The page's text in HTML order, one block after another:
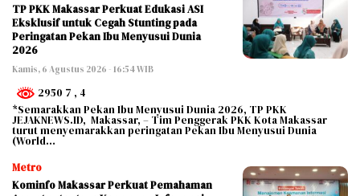
TP PKK Makassar Perkuat Edukasi ASI
Eksklusif untuk Cegah Stunting pada
Peringatan Pekan Ibu Menyusui Dunia
2026
Kamis, 6 Agustus 2026 - 16:54 WIB
2950 7 , 4
*Semarakkan Pekan Ibu Menyusui Dunia 2026, TP PKK
JEJAKNEWS.ID, Makassar, – Tim Penggerak PKK Kota Makassar
turut menyemarakkan peringatan Pekan Ibu Menyusui Dunia
(World…
Metro
Kominfo Makassar Perkuat Pemahaman